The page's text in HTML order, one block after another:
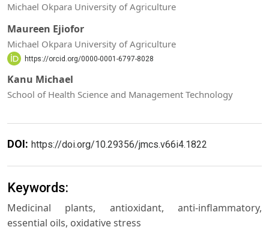
Michael Okpara University of Agriculture
Maureen Ejiofor
Michael Okpara University of Agriculture
https://orcid.org/0000-0001-6797-8028
Kanu Michael
School of Health Science and Management Technology
DOI: https://doi.org/10.29356/jmcs.v66i4.1822
Keywords:
Medicinal plants, antioxidant, anti-inflammatory,
essential oils, oxidative stress